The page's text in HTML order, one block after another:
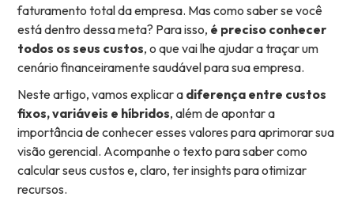
faturamento total da empresa. Mas como saber se você
está dentro dessa meta? Para isso, é preciso conhecer
todos os seus custos, o que vai lhe ajudar a traçar um
cenário financeiramente saudável para sua empresa.
Neste artigo, vamos explicar a diferença entre custos
fixos, variáveis e híbridos, além de apontar a
importância de conhecer esses valores para aprimorar sua
visão gerencial. Acompanhe o texto para saber como
calcular seus custos e, claro, ter insights para otimizar
recursos.